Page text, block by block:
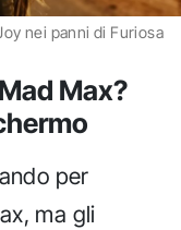
nei panni di Furiosa
Max?
per
ma gli